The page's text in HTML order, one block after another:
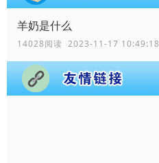
羊奶是什么
14028阅读 2023-11-17 10:49:18